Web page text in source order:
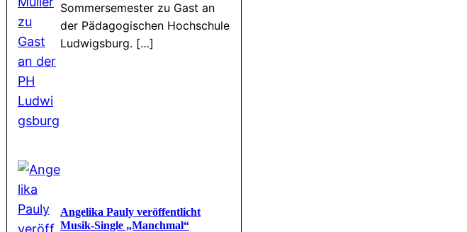
Sommersemester zu Gast an
der Pädagogischen Hochschule
Ludwigsburg. […]
Angelika Pauly veröffentlicht
Musik-Single „Manchmal“